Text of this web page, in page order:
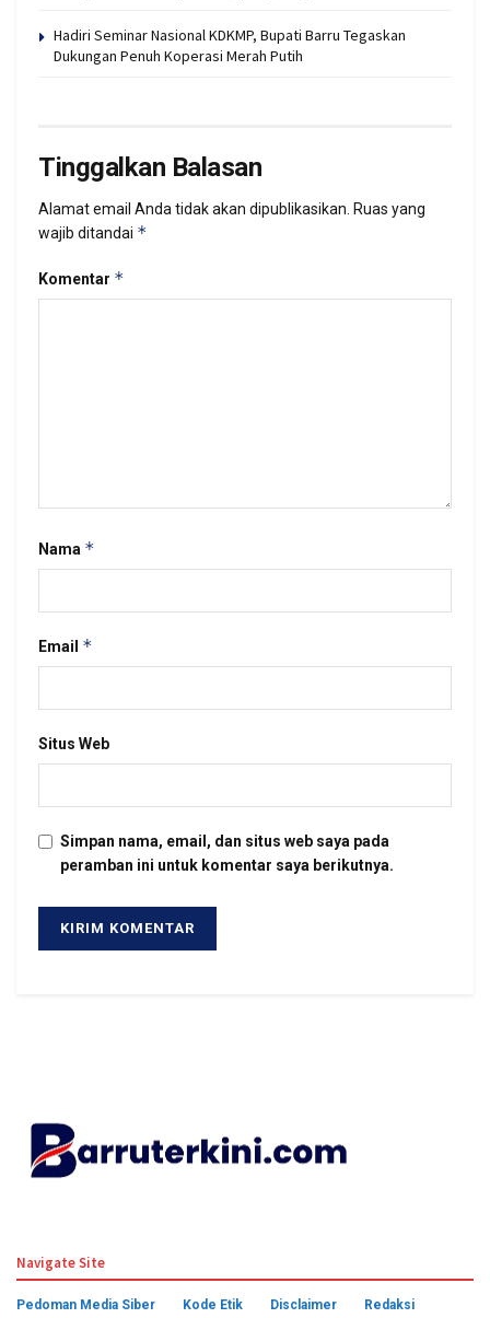
Hadiri Seminar Nasional KDKMP, Bupati Barru Tegaskan
Dukungan Penuh Koperasi Merah Putih
Tinggalkan Balasan
Alamat email Anda tidak akan dipublikasikan. Ruas yang
wajib ditandai *
Komentar *
Nama *
Email *
Situs Web
Simpan nama, email, dan situs web saya pada
peramban ini untuk komentar saya berikutnya.
Navigate Site
Pedoman Media Siber Kode Etik Disclaimer Redaksi